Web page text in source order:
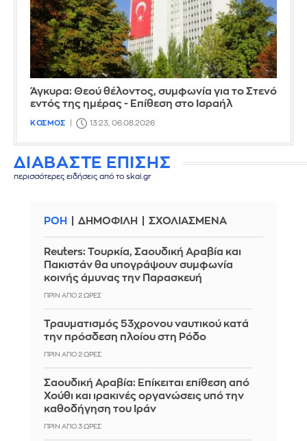
Άγκυρα: Θεού θέλοντος, συμφωνία για το Στενό
εντός της ημέρας - Επίθεση στο Ισραήλ
ΚΟΣΜΟΣ 13:23, 06.08.2026
ΔΙΑΒΑΣΤΕ ΕΠΙΣΗΣ
περισσότερες ειδήσεις από το skai.gr
ΡΟΗ ΔΗΜΟΦΙΛΗ ΣΧΟΛΙΑΣΜΕΝΑ
Reuters: Τουρκία, Σαουδική Αραβία και
Πακιστάν θα υπογράψουν συμφωνία
κοινής άμυνας την Παρασκευή
ΠΡΙΝ ΑΠΌ 2 ΏΡΕΣ
Τραυματισμός 53χρονου ναυτικού κατά
την πρόσδεση πλοίου στη Ρόδο
ΠΡΙΝ ΑΠΌ 2 ΏΡΕΣ
Σαουδική Αραβία: Επίκειται επίθεση από
Χούθι και ιρακινές οργανώσεις υπό την
καθοδήγηση του Ιράν
ΠΡΙΝ ΑΠΌ 3 ΏΡΕΣ